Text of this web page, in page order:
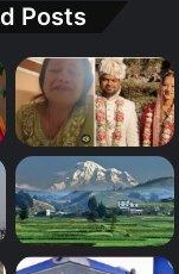
Posts